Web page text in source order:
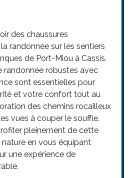
des chaussures
randonnée sur les sentiers
de Port-Miou à Cassis.
randonnée robustes avec
sont essentielles pour
et votre confort tout au
des chemins rocailleux
vues à couper le souffle.
pleinement de cette
en vous équipant
une expérience de